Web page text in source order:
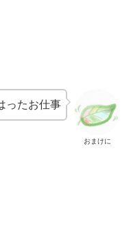
おまけに
ったお仕事